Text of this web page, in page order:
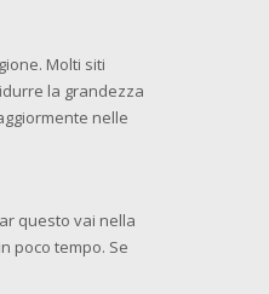
Molti siti
la grandezza
nelle
questo vai nella
poco tempo. Se